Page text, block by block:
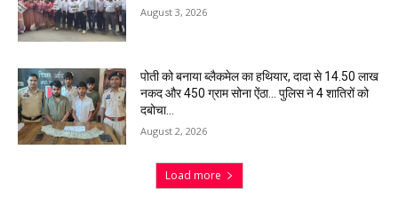
August 3, 2026
पोती को बनाया ब्लैकमेल का हथियार, दादा से 14.50 लाख
नकद और 450 ग्राम सोना ऐंठा… पुलिस ने 4 शातिरों को
दबोचा…
August 2, 2026
Load more